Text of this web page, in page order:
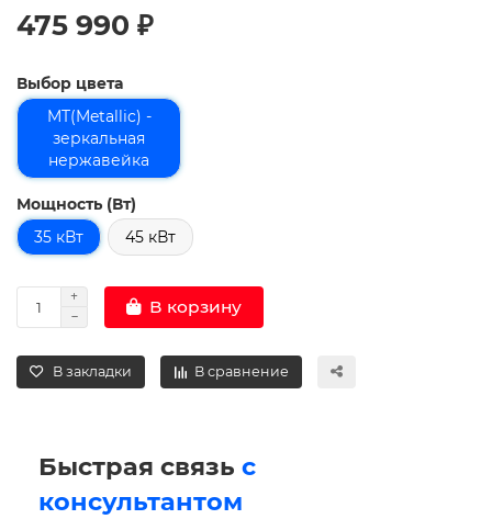
475 990 ₽
Выбор цвета
MT(Metallic) -
зеркальная
нержавейка
Мощность (Вт)
35 кВт
45 кВт
В корзину
В закладки В сравнение
Быстрая связь с
консультантом